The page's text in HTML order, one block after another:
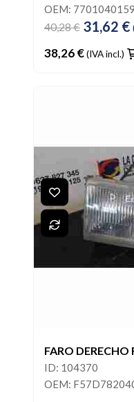
OEM: 7701040159
40,28 € 31,62 €
38,26 €(IVA incl.)
FARO
ID: 104370
OEM: